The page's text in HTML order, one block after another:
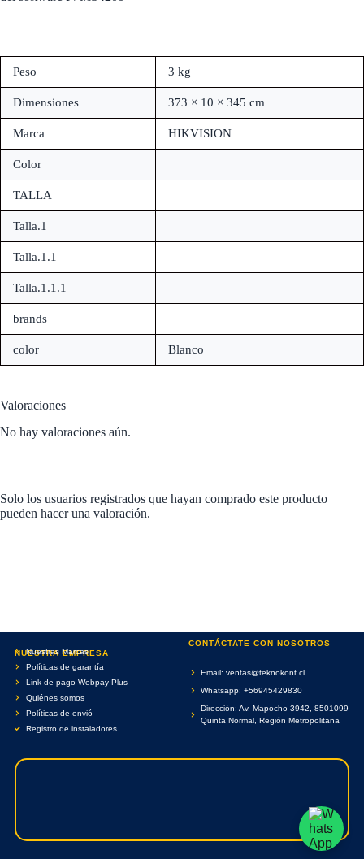
Peso 3 kg
Dimensiones 373 × 10 × 345 cm
Marca HIKVISION
Color
TALLA
Talla.1
Talla.1.1
Talla.1.1.1
brands
color Blanco
Valoraciones
No hay valoraciones aún.
Solo los usuarios registrados que hayan comprado este producto
pueden hacer una valoración.
NUESTRA EMPRESA
Nuestras Marcas
Políticas de garantía
Link de pago Webpay Plus
Quiénes somos
Políticas de envió
Registro de instaladores
CONTÁCTATE CON NOSOTROS
Email: ventas@teknokont.cl
Whatsapp: +56945429830
Dirección: Av. Mapocho 3942, 8501099
Quinta Normal, Región Metropolitana